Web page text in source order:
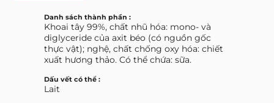
Danh sách thành phần :
Khoai tây 99%, chất nhũ hóa: mono- và
diglyceride của axit béo (có nguồn gốc
thực vật); nghệ, chất chống oxy hóa: chiết
xuất hương thảo. Có thể chứa: sữa.
Dấu vết có thể :
Lait